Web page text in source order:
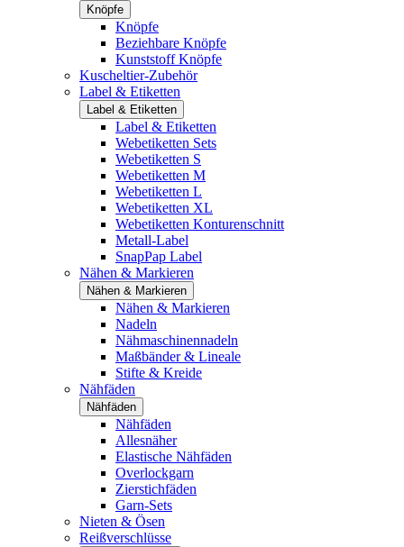
Knöpfe
Knöpfe
Beziehbare Knöpfe
Kunststoff Knöpfe
Kuscheltier-Zubehör
Label & Etiketten
Label & Etiketten
Label & Etiketten
Webetiketten Sets
Webetiketten S
Webetiketten M
Webetiketten L
Webetiketten XL
Webetiketten Konturenschnitt
Metall-Label
SnapPap Label
Nähen & Markieren
Nähen & Markieren
Nähen & Markieren
Nadeln
Nähmaschinennadeln
Maßbänder & Lineale
Stifte & Kreide
Nähfäden
Nähfäden
Nähfäden
Allesnäher
Elastische Nähfäden
Overlockgarn
Zierstichfäden
Garn-Sets
Nieten & Ösen
Reißverschlüsse